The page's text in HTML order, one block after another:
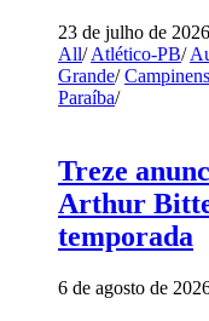
23 de julho de 2026
All/ Atlético-PB/
Grande/
Paraíba/
Treze
Arthur
temporada
6 de agosto de